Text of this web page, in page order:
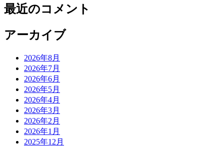
最近のコメント
アーカイブ
2026年8月
2026年7月
2026年6月
2026年5月
2026年4月
2026年3月
2026年2月
2026年1月
2025年12月